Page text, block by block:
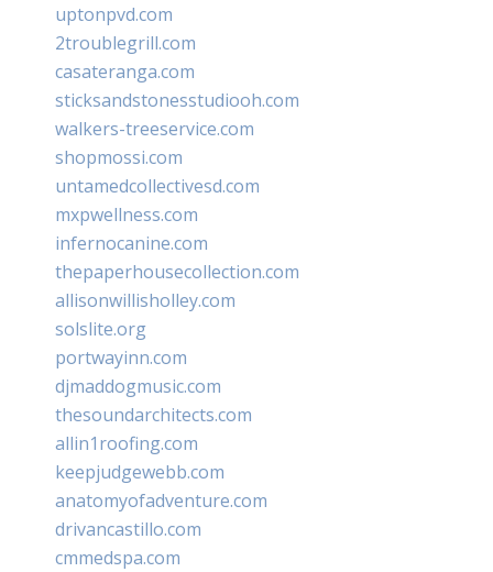
uptonpvd.com
2troublegrill.com
casateranga.com
sticksandstonesstudiooh.com
walkers-treeservice.com
shopmossi.com
untamedcollectivesd.com
mxpwellness.com
infernocanine.com
thepaperhousecollection.com
allisonwillisholley.com
solslite.org
portwayinn.com
djmaddogmusic.com
thesoundarchitects.com
allin1roofing.com
keepjudgewebb.com
anatomyofadventure.com
drivancastillo.com
cmmedspa.com